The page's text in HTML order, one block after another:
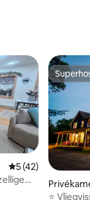
Gemiddelde
5 (42)
⭐️